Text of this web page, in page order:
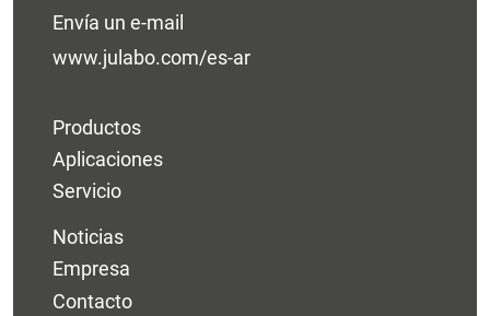
Envía un e-mail
www.julabo.com/es-ar
Productos
Aplicaciones
Servicio
Noticias
Empresa
Contacto